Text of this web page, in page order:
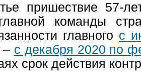
пришествие 57-
команды
главного с
– с декабря 2020 по
срок действия